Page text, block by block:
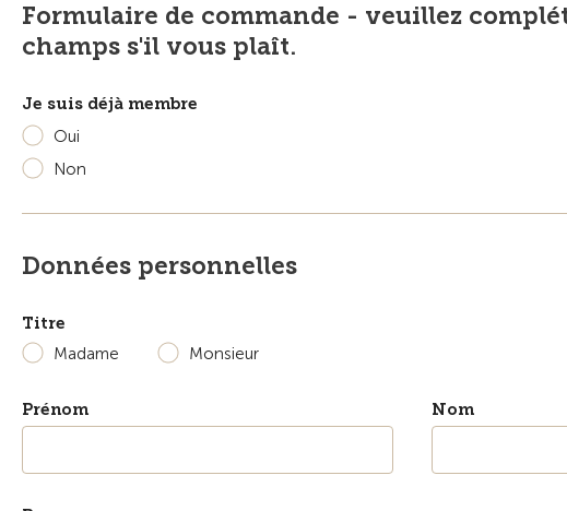
Formulaire de commande - veuillez
champs s'il vous plaît.
Je suis déjà membre
Oui
Non
Données personnelles
Titre
Madame
Monsieur
Prénom Nom